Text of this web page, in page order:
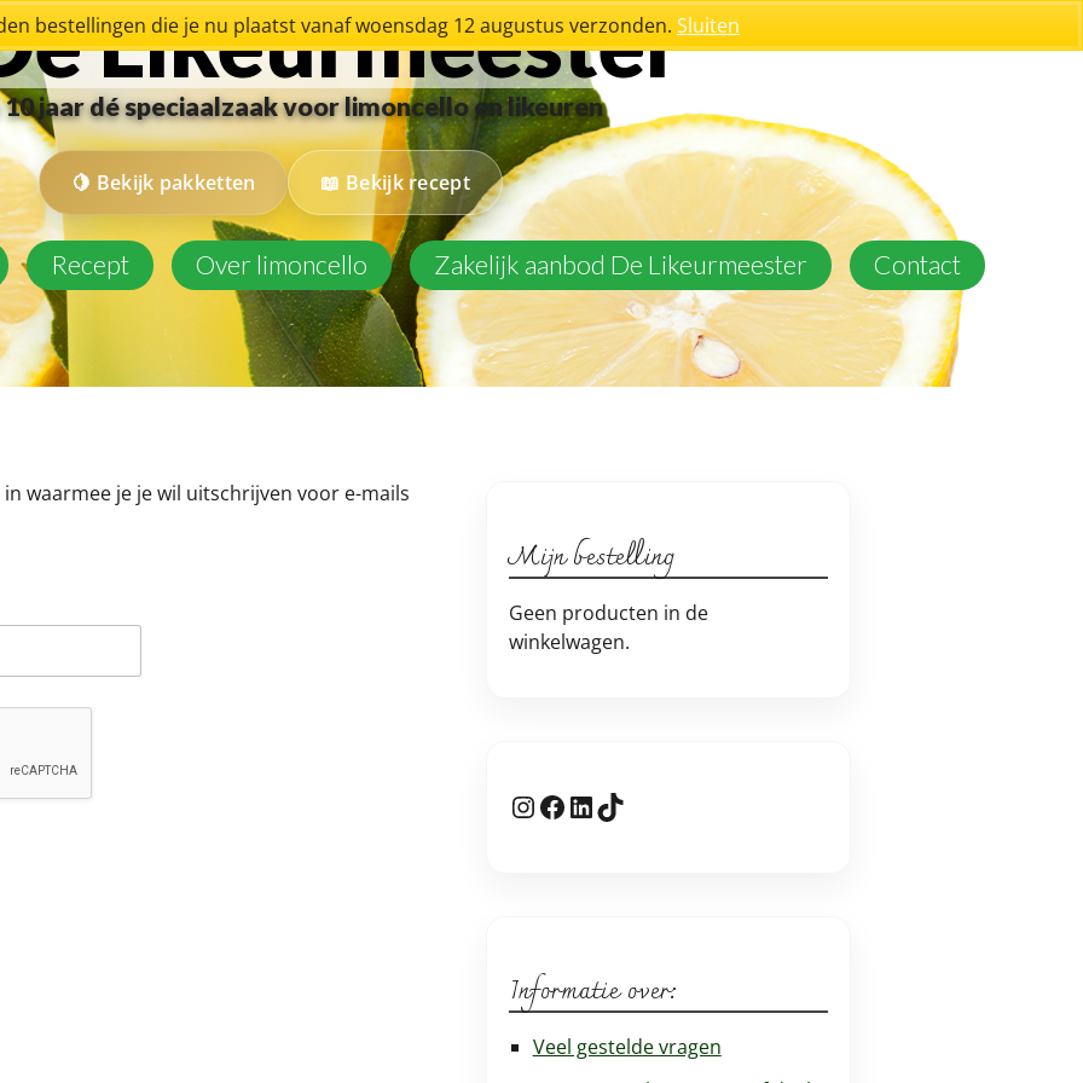
Likeurmeester
10 jaar dé speciaalzaak voor limoncello en likeuren
Bekijk pakketten Bekijk recept
Recept Over limoncello Zakelijk aanbod De Likeurmeester Contact
waarmee je je wil uitschrijven voor e-mails
Mijn bestelling
Geen producten in de
winkelwagen.
Instagram
Facebook
LinkedIn
TikTok
Informatie over:
Veel gestelde vragen
bestellingen die je nu plaatst vanaf woensdag 12 augustus verzonden. Sluiten